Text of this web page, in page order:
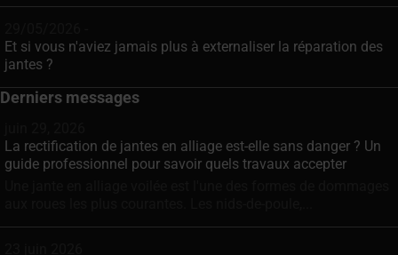
Et si vous n'aviez jamais plus à externaliser la réparation des
jantes ?
Derniers messages
La rectification de jantes en alliage est-elle sans danger ? Un
guide professionnel pour savoir quels travaux accepter